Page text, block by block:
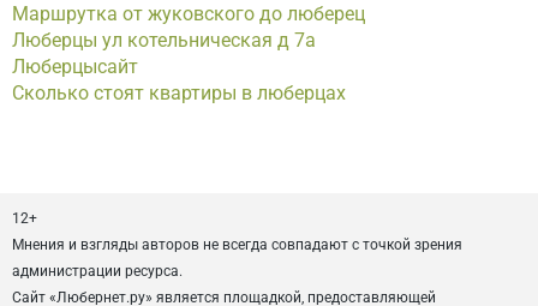
Маршрутка от жуковского до люберец
Люберцы ул котельническая д 7а
Люберцысайт
Сколько стоят квартиры в люберцах
12+
Мнения и взгляды авторов не всегда совпадают с точкой зрения
администрации ресурса.
Сайт «Любернет.ру» является площадкой, предоставляющей